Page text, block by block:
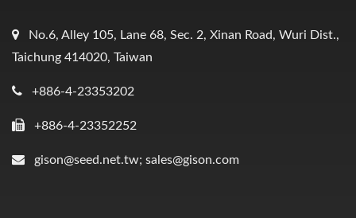
No.6, Alley 105, Lane 68, Sec. 2, Xinan Road, Wuri Dist.,
Taichung 414020, Taiwan
+886-4-23353202
+886-4-23352252
gison@seed.net.tw; sales@gison.com